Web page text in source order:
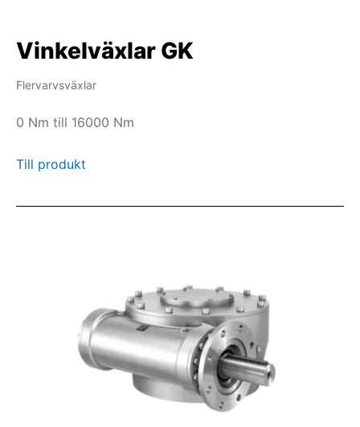
Vinkelväxlar GK
Flervarvsväxlar
0 Nm till 16000 Nm
Till produkt